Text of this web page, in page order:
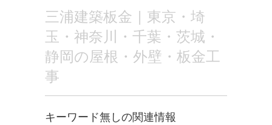
三浦建築板金 | 東京・埼
玉・神奈川・千葉・茨城・
静岡の屋根・外壁・板金工
事
キーワード無しの関連情報